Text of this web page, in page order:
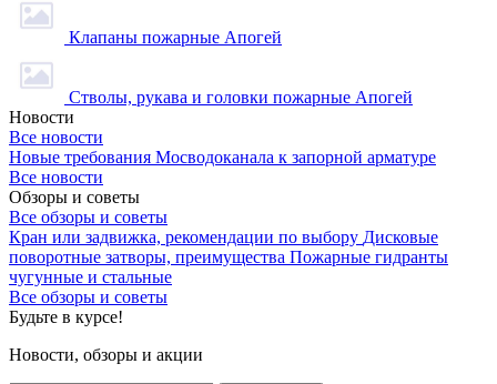
Клапаны пожарные Апогей
Стволы, рукава и головки пожарные Апогей
Новости
Все новости
Новые требования Мосводоканала к запорной арматуре
Все новости
Обзоры и советы
Все обзоры и советы
Кран или задвижка, рекомендации по выбору Дисковые
поворотные затворы, преимущества Пожарные гидранты
чугунные и стальные
Все обзоры и советы
Будьте в курсе!
Новости, обзоры и акции